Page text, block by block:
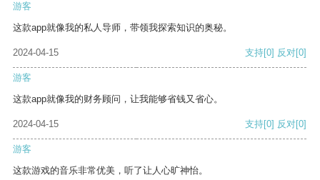
游客
这款app就像我的私人导师，带领我探索知识的奥秘。
2024-04-15 支持[0] 反对[0]
游客
这款app就像我的财务顾问，让我能够省钱又省心。
2024-04-15 支持[0] 反对[0]
游客
这款游戏的音乐非常优美，听了让人心旷神怡。